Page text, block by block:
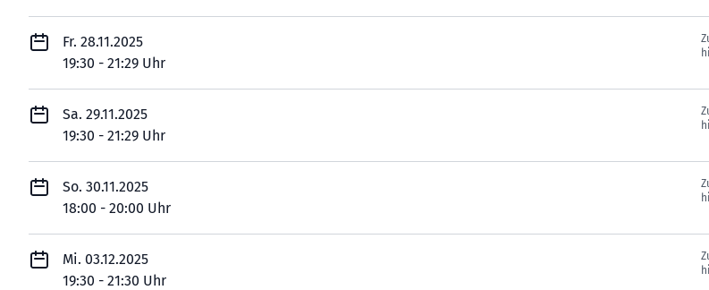
Fr. 28.11.2025
19:30 - 21:29 Uhr
Sa. 29.11.2025
19:30 - 21:29 Uhr
So. 30.11.2025
18:00 - 20:00 Uhr
Mi. 03.12.2025
19:30 - 21:30 Uhr